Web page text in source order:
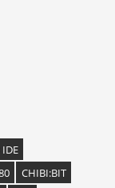
CHIBI:BIT